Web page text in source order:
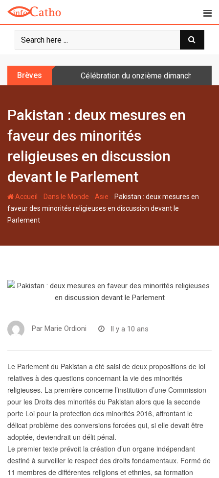
o
Brèves Célébration du onzième dimanche
Pakistan : deux mesures en
faveur des minorités
religieuses en discussion
devant le Parlement
Accueil - Dans le Monde -Asie - Pakistan : deux mesures en
faveur des minorités religieuses en discussion devant le
Parlement
Par Marie Ordioni Il y a 10 ans
Le Parlement du Pakistan a été saisi de deux propositions de loi
relatives à des questions concernant la vie des minorités
religieuses. La première concerne l’institution d’une Commission
pour les Droits des minorités du Pakistan alors que la seconde
porte Loi pour la protection des minorités 2016, affrontant le
délicat problème des conversions forcées qui, si elle devait être
adoptée, deviendrait un délit pénal.
Le premier texte prévoit la création d’un organe indépendant
destiné à surveiller le respect des droits fondamentaux. Formé de
11 membres de différentes religions et ethnies, sa formation